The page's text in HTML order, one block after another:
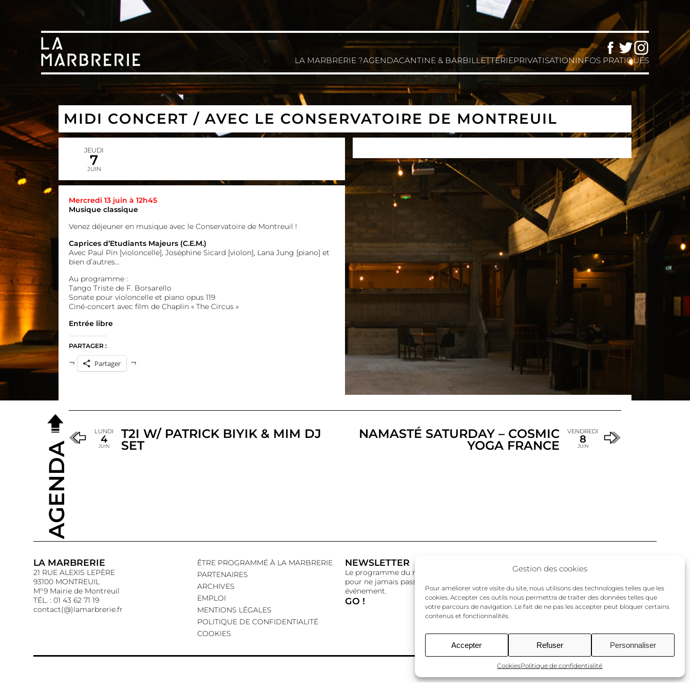
Gestion des cookies
Pour améliorer votre visite du site, nous utilisons des technologies telles que les
cookies. Accepter ces outils nous permettra de traiter des données telles que
votre parcours de navigation. Le fait de ne pas les accepter peut bloquer certains
contenus et fonctionnalités.
Accepter Refuser Personnaliser
CookiesPolitique de confidentialité
Facebook
TwitterInstagram
LA MARBRERIE ?AGENDACANTINE & BARBILLETTERIEPRIVATISATIONINFOS PRATIQUES
MIDI CONCERT / AVEC LE CONSERVATOIRE DE MONTREUIL
JEUDI
7
JUIN
Mercredi 13 juin à 12h45
Musique classique
Venez déjeuner en musique avec le Conservatoire de Montreuil !
Caprices d’Etudiants Majeurs (C.E.M.)
Avec Paul Pin [violoncelle], Joséphine Sicard [violon], Lana Jung [piano] et
bien d’autres…
Au programme :
Tango Triste de F. Borsarello
Sonate pour violoncelle et piano opus 119
Ciné-concert avec film de Chaplin « The Circus »
Entrée libre
PARTAGER :
Partager
LUNDI
4
JUIN
T2I W/ PATRICK BIYIK & MIM DJ
SET
NAMASTÉ SATURDAY – COSMIC
YOGA FRANCE
VENDREDI
8
JUIN
AGENDA
LA MARBRERIE
21 RUE ALEXIS LEPÈRE
93100 MONTREUIL
M°9 Mairie de Montreuil
TÉL. : 01 43 62 71 19
contact(@)lamarbrerie.fr
ÊTRE PROGRAMMÉ À LA MARBRERIE
PARTENAIRES
ARCHIVES
EMPLOI
MENTIONS LÉGALES
POLITIQUE DE CONFIDENTIALITÉ
COOKIES
NEWSLETTER
Le programme du mois,
pour ne jamais passer à côté d’un
événement.
GO !
Instagram